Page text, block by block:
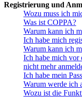
Registrierung und
Wozu muss ich
Was ist COPPA?
Warum kann ich
Ich habe mich
Warum kann ich
Ich habe mich vor
nicht mehr
Ich habe mein
Warum werde ich
Wozu ist die